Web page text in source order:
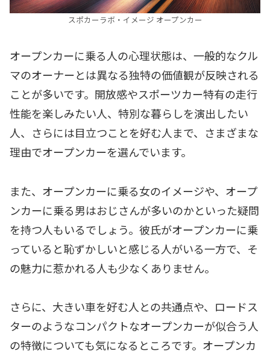
スポカーラボ・イメージ オープンカー
オープンカーに乗る人の心理状態は、一般的なクル
マのオーナーとは異なる独特の価値観が反映される
ことが多いです。開放感やスポーツカー特有の走行
性能を楽しみたい人、特別な暮らしを演出したい
人、さらには目立つことを好む人まで、さまざまな
理由でオープンカーを選んでいます。
また、オープンカーに乗る女のイメージや、オープ
ンカーに乗る男はおじさんが多いのかといった疑問
を持つ人もいるでしょう。彼氏がオープンカーに乗
っていると恥ずかしいと感じる人がいる一方で、そ
の魅力に惹かれる人も少なくありません。
さらに、大きい車を好む人との共通点や、ロードス
ターのようなコンパクトなオープンカーが似合う人
の特徴についても気になるところです。オープンカ